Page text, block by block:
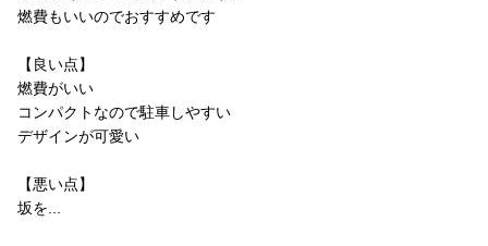
燃費もいいのでおすすめです
【良い点】
燃費がいい
コンパクトなので駐車しやすい
デザインが可愛い
【悪い点】
坂を...